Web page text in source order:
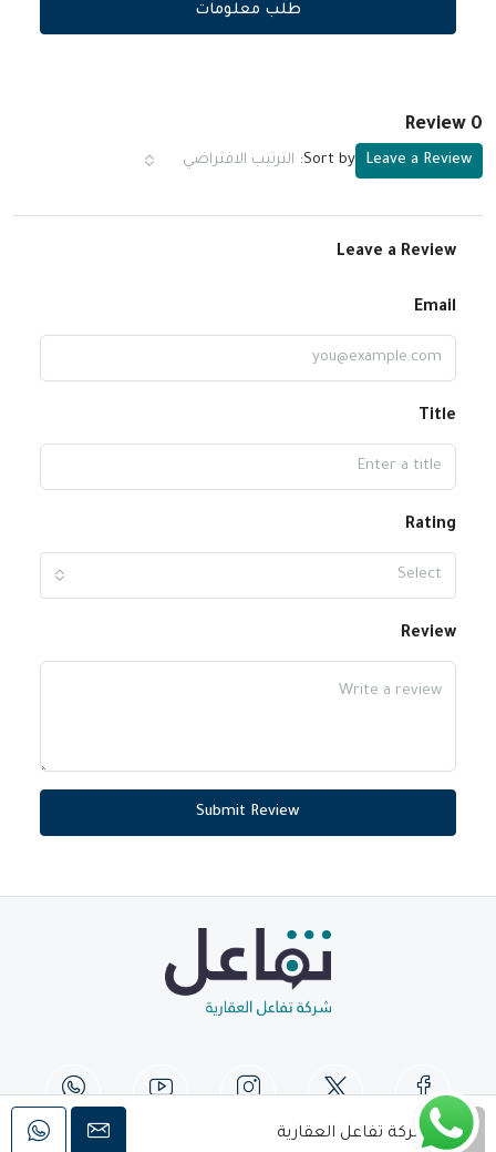
طلب معلومات
0 Review
Sort by: الترتيب الافتراضي Leave a Review
Leave a Review
Email
Title
Rating
Select
Review
Submit Review
شركة تفاعل العقارية
© جميع الحقوق محفوظة لشركة تفاعل العقارية 2026